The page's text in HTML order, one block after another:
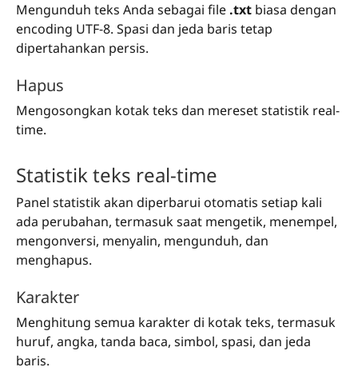
Mengunduh teks Anda sebagai file .txt biasa dengan
encoding UTF-8. Spasi dan jeda baris tetap
dipertahankan persis.
Hapus
Mengosongkan kotak teks dan mereset statistik real-
time.
Statistik teks real-time
Panel statistik akan diperbarui otomatis setiap kali
ada perubahan, termasuk saat mengetik, menempel,
mengonversi, menyalin, mengunduh, dan
menghapus.
Karakter
Menghitung semua karakter di kotak teks, termasuk
huruf, angka, tanda baca, simbol, spasi, dan jeda
baris.